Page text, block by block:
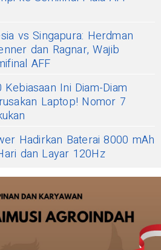
vs Singapura: Herdman
dan Ragnar, Wajib
AFF
Ini Diam-Diam
Laptop! Nomor 7
Hadirkan Baterai 8000 mAh
dan Layar 120Hz